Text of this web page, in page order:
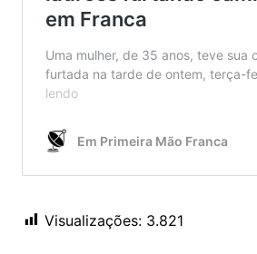
Visualizações: 3.821